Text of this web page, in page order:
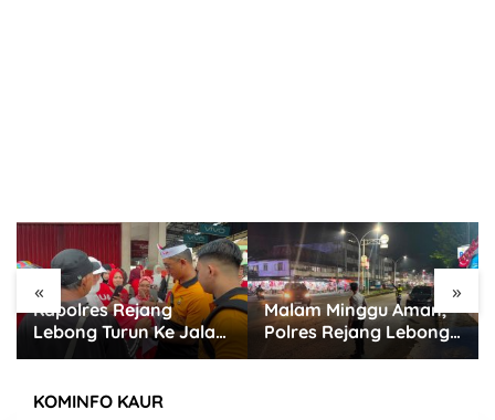
« »
Malam Minggu Aman,
Polres Rejang Lebong
Terjunkan Personel
Rawan
Jamin Keamanan
Warga, Polres Rejang
Lebong Terjunkan Tim
KOMINFO KAUR